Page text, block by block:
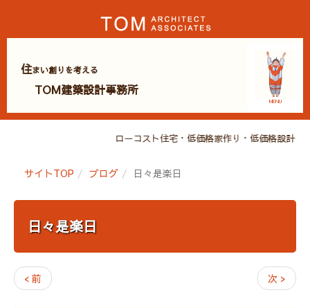
MENU
住まい創りを考える
TOM建築設計事務所
ローコスト住宅・低価格家作り・低価格設
サイトTOP ブログ 日々是楽日
日々是楽日
< 前 次 >